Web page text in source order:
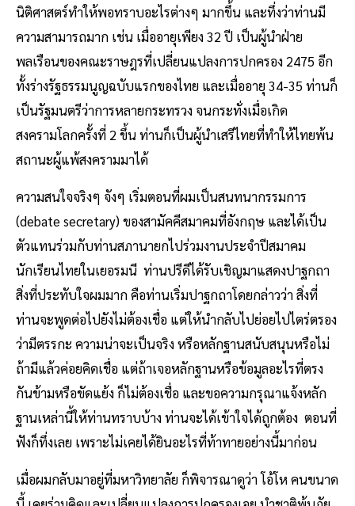
นิติศาสตร์ทำให้พอทราบอะไรต่างๆ มากขึ้น และทึ่งว่าท่านมี
ความสามารถมาก เช่น เมื่ออายุเพียง 32 ปี เป็นผู้นำฝ่าย
พลเรือนของคณะราษฎรที่เปลี่ยนแปลงการปกครอง 2475 อีก
ทั้งร่างรัฐธรรมนูญฉบับแรกของไทย และเมื่ออายุ 34-35 ท่านก็
เป็นรัฐมนตรีว่าการหลายกระทรวง จนกระทั่งเมื่อเกิด
สงครามโลกครั้งที่ 2 ขึ้น ท่านก็เป็นผู้นำเสรีไทยที่ทำให้ไทยพ้น
สถานะผู้แพ้สงครามมาได้
ความสนใจจริงๆ จังๆ เริ่มตอนที่ผมเป็นสนทนากรรมการ
(debate secretary) ของสามัคคีสมาคมที่อังกฤษ และได้เป็น
ตัวแทนร่วมกับท่านสภานายกไปร่วมงานประจำปีสมาคม
นักเรียนไทยในเยอรมนี ท่านปรีดีได้รับเชิญมาแสดงปาฐกถา
สิ่งที่ประทับใจผมมาก คือท่านเริ่มปาฐกถาโดยกล่าวว่า สิ่งที่
ท่านจะพูดต่อไปยังไม่ต้องเชื่อ แต่ให้นำกลับไปย่อยไปไตร่ตรอง
ว่ามีตรรกะ ความน่าจะเป็นจริง หรือหลักฐานสนับสนุนหรือไม่
ถ้ามีแล้วค่อยคิดเชื่อ แต่ถ้าเจอหลักฐานหรือข้อมูลอะไรที่ตรง
กันข้ามหรือขัดแย้ง ก็ไม่ต้องเชื่อ และขอความกรุณาแจ้งหลัก
ฐานเหล่านี้ให้ท่านทราบบ้าง ท่านจะได้เข้าใจได้ถูกต้อง ตอนที่
ฟังก็ทึ่งเลย เพราะไม่เคยได้ยินอะไรที่ท้าทายอย่างนี้มาก่อน
เมื่อผมกลับมาอยู่ที่มหาวิทยาลัย ก็พิจารณาดูว่า โอ้โห คนขนาด